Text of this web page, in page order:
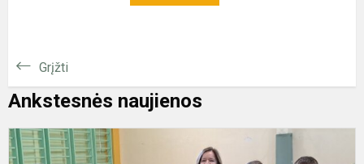
Grįžti
Ankstesnės naujienos